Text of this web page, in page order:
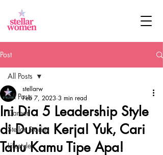
Post
All Posts
Career
Stellar Stories
Lifestyle
All Posts
Ini Dia 5 Leadership Style
di Dunia Kerja! Yuk, Cari
Tahu Kamu Tipe Apa!
stellarw
Feb 7, 2023 3 min read